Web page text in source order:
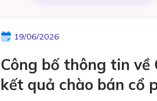
19/06/2026
Công bố thông tin về
kết quả chào bán cổ